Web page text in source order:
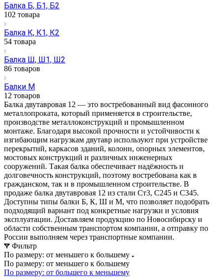
Балка Б, Б1, Б2
102 товара
Балка К, К1, К2
54 товара
Балка Ш, Ш1, Ш2
86 товаров
Балки М
12 товаров
Балка двутавровая 12 — это востребованный вид фасонного
металлопроката, который применяется в строительстве,
производстве металлоконструкций и промышленном
монтаже. Благодаря высокой прочности и устойчивости к
изгибающим нагрузкам двутавр используют при устройстве
перекрытий, каркасов зданий, колонн, опорных элементов,
мостовых конструкций и различных инженерных
сооружений. Такая балка обеспечивает надёжность и
долговечность конструкций, поэтому востребована как в
гражданском, так и в промышленном строительстве. В
продаже балка двутавровая 12 из стали Ст3, С245 и С345.
Доступны типы балки Б, К, Ш и М, что позволяет подобрать
подходящий вариант под конкретные нагрузки и условия
эксплуатации. Доставляем продукцию по Новосибирску и
области собственным транспортом компании, а отправку по
России выполняем через транспортные компании.
Фильтр
По размеру: от меньшего к большему
По размеру: от меньшего к большему
По размеру: от большего к меньшему